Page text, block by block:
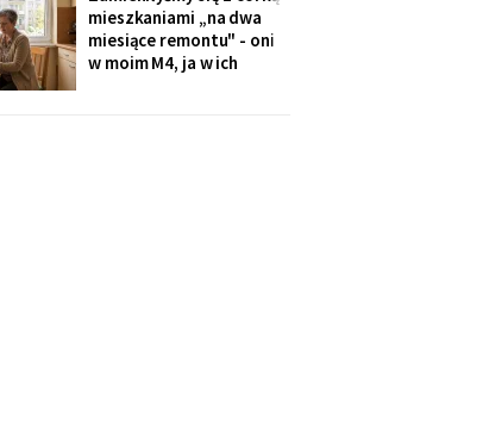
że chce, żeby jej dzieci
kiedyś usłyszały mój głos.
mieszkaniami „na dwa
miesiące remontu" - oni
w moim M4, ja w ich